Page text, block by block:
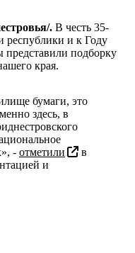
. В честь 35-
республики и к Году
представили подборку
края.
бумаги, это
здесь, в
- отметили
в
и